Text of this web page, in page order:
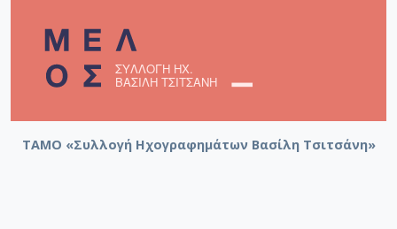
ΤΑΜΟ «Συλλογή Ηχογραφημάτων Βασίλη Τσιτσάνη»